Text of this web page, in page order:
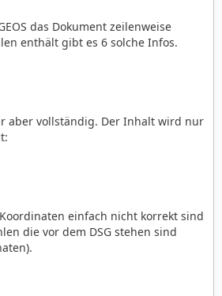
das Dokument zeilenweise
enthält gibt es 6 solche Infos.
aber vollständig. Der Inhalt wird nur
einfach nicht korrekt sind
die vor dem DSG stehen sind